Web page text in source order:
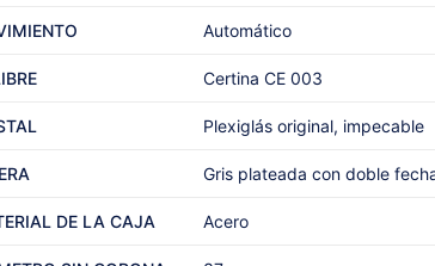
Automático
Certina CE 003
Plexiglás original, impecable
Gris plateada con doble
DE LA CAJA Acero